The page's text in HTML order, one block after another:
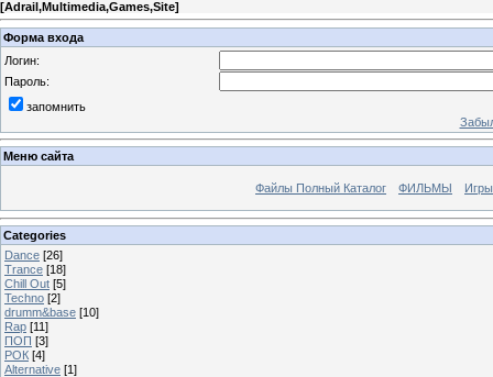
[Adrail,Multimedia,Games,Site]
Форма входа
Логин:
Пароль:
запомнить
Меню сайта
Файлы Полный Каталог ФИЛЬМЫ
Categories
Dance [26]
Trance [18]
Chill Out [5]
Techno [2]
drumm&base [10]
Rap [11]
ПОП [3]
РОК [4]
Alternative [1]